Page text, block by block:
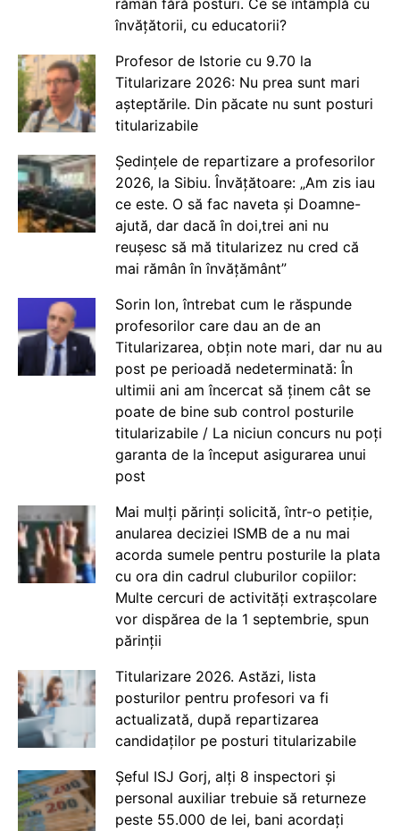
rămân fără posturi. Ce se întâmplă cu
învățătorii, cu educatorii?
Profesor de Istorie cu 9.70 la
Titularizare 2026: Nu prea sunt mari
așteptările. Din păcate nu sunt posturi
titularizabile
Ședințele de repartizare a profesorilor
2026, la Sibiu. Învățătoare: „Am zis iau
ce este. O să fac naveta și Doamne-
ajută, dar dacă în doi,trei ani nu
reușesc să mă titularizez nu cred că
mai rămân în învățământ”
Sorin Ion, întrebat cum le răspunde
profesorilor care dau an de an
Titularizarea, obțin note mari, dar nu au
post pe perioadă nedeterminată: În
ultimii ani am încercat să ținem cât se
poate de bine sub control posturile
titularizabile / La niciun concurs nu poți
garanta de la început asigurarea unui
post
Mai mulți părinți solicită, într-o petiție,
anularea deciziei ISMB de a nu mai
acorda sumele pentru posturile la plata
cu ora din cadrul cluburilor copiilor:
Multe cercuri de activități extrașcolare
vor dispărea de la 1 septembrie, spun
părinții
Titularizare 2026. Astăzi, lista
posturilor pentru profesori va fi
actualizată, după repartizarea
candidaților pe posturi titularizabile
Șeful ISJ Gorj, alți 8 inspectori și
personal auxiliar trebuie să returneze
peste 55.000 de lei, bani acordați